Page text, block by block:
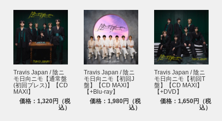
Travis Japan / 陰ニ
モ日向ニモ【通常盤
(初回プレス)】【CD
MAXI】
価格：1,320円（税
込）
Travis Japan / 陰ニ
モ日向ニモ【初回J
盤】【CD MAXI】
【+Blu-ray】
価格：1,980円（税
込）
Travis Japan / 陰ニ
モ日向ニモ【初回T
盤】【CD MAXI】
【+DVD】
価格：1,650円（税
込）